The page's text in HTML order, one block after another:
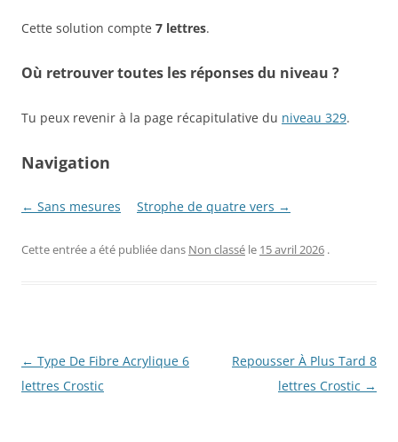
Cette solution compte 7 lettres.
Où retrouver toutes les réponses du niveau ?
Tu peux revenir à la page récapitulative du niveau 329.
Navigation
← Sans mesures Strophe de quatre vers →
Cette entrée a été publiée dans Non classé le 15 avril 2026 .
Navigation
des
← Type De Fibre Acrylique 6
lettres Crostic
Repousser À Plus Tard 8
lettres Crostic →